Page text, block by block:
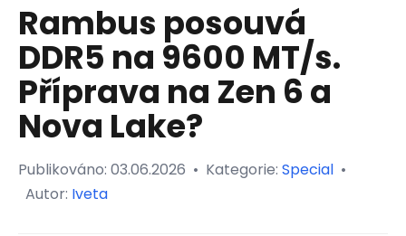
Rambus posouvá
DDR5 na 9600 MT/s.
Příprava na Zen 6 a
Nova Lake?
Publikováno: 03.06.2026 • Kategorie: Special •
Autor: Iveta